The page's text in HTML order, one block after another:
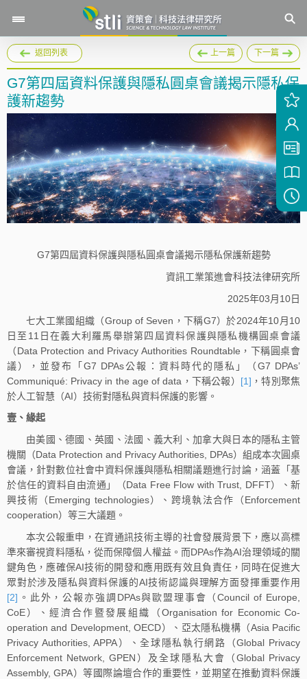
返回列表 上一篇 下一篇
G7第四屆資料保護與隱私圓桌會議揭示隱私保
護新趨勢
G7第四屆資料保護與隱私圓桌會議揭示隱私保護新趨勢
資訊工業策進會科技法律研究所
2025年03月10日
七大工業國組織（Group of Seven，下稱G7）於2024年10月10
日至11日在義大利羅馬舉辦第四屆資料保護與隱私機構圓桌會議
（Data Protection and Privacy Authorities Roundtable，下稱圓桌會
議），並發布「G7 DPAs公報：資料時代的隱私」（G7 DPAs’
Communiqué: Privacy in the age of data，下稱公報） [1] ，特別聚焦
於人工智慧（AI）技術對隱私與資料保護的影響。
壹、緣起
由美國、德國、英國、法國、義大利、加拿大與日本的隱私主管
機關（Data Protection and Privacy Authorities, DPAs）組成本次圓桌
會議，針對數位社會中資料保護與隱私相關議題進行討論，涵蓋「基
於信任的資料自由流通」（Data Free Flow with Trust, DFFT）、新
興技術（Emerging technologies）、跨境執法合作（Enforcement
cooperation）等三大議題。
本次公報重申，在資通訊技術主導的社會發展背景下，應以高標
準來審視資料隱私，從而保障個人權益。而DPAs作為AI治理領域的關
鍵角色，應確保AI技術的開發和應用既有效且負責任，同時在促進大
眾對於涉及隱私與資料保護的AI技術認識與理解方面發揮重要作用
[2] 。此外，公報亦強調DPAs與歐盟理事會（Council of Europe,
CoE）、經濟合作暨發展組織（Organisation for Economic Co-
operation and Development, OECD）、亞太隱私機構（Asia Pacific
Privacy Authorities, APPA）、全球隱私執行網路（Global Privacy
Enforcement Network, GPEN）及全球隱私大會（Global Privacy
Assembly, GPA）等國際論壇合作的重要性，並期望在推動資料保護